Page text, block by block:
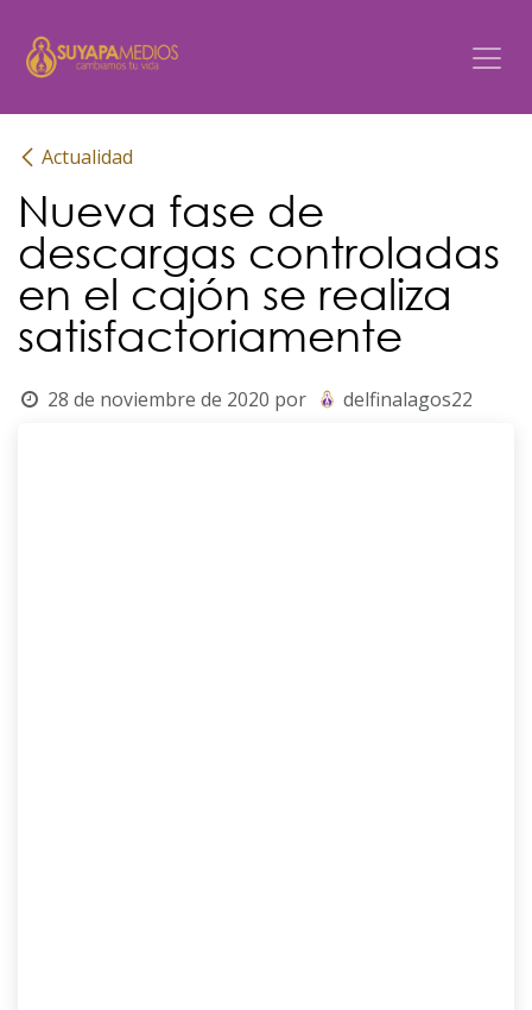
Actualidad
Nueva fase de
descargas controladas
en el cajón se realiza
satisfactoriamente
28 de noviembre de 2020 por delfinalagos22